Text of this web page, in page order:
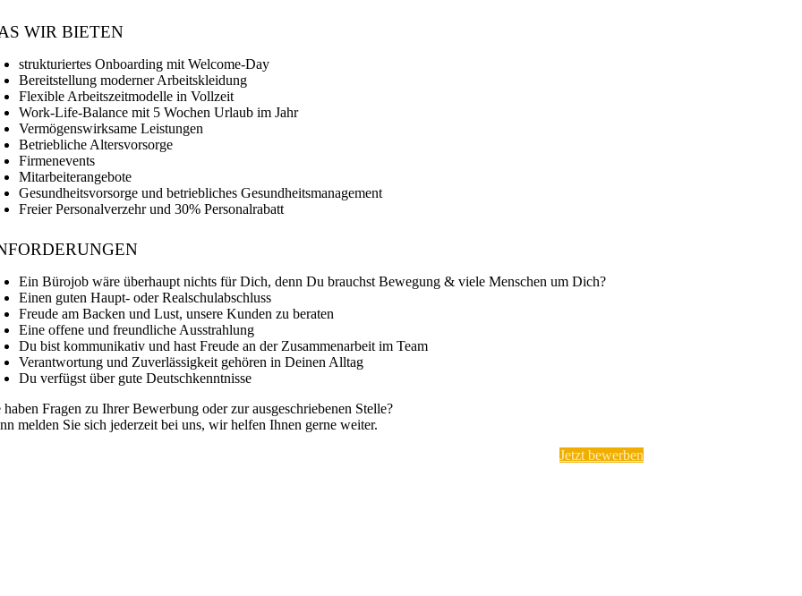
WIR BIETEN
strukturiertes Onboarding mit Welcome-Day
Bereitstellung moderner Arbeitskleidung
Flexible Arbeitszeitmodelle in Vollzeit
Work-Life-Balance mit 5 Wochen Urlaub im Jahr
Vermögenswirksame Leistungen
Betriebliche Altersvorsorge
Firmenevents
Mitarbeiterangebote
Gesundheitsvorsorge und betriebliches Gesundheitsmanagement
Freier Personalverzehr und 30% Personalrabatt
Ein Bürojob wäre überhaupt nichts für Dich, denn Du brauchst Bewegung & viele Menschen um Dich?
Einen guten Haupt- oder Realschulabschluss
Freude am Backen und Lust, unsere Kunden zu beraten
Eine offene und freundliche Ausstrahlung
Du bist kommunikativ und hast Freude an der Zusammenarbeit im Team
Verantwortung und Zuverlässigkeit gehören in Deinen Alltag
Du verfügst über gute Deutschkenntnisse
haben Fragen zu Ihrer Bewerbung oder zur ausgeschriebenen Stelle?
melden Sie sich jederzeit bei uns, wir helfen Ihnen gerne weiter.
Jetzt bewerben